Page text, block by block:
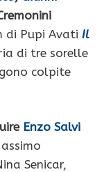
di Pupi Avati Il
di tre sorelle
colpite
Enzo Salvi
Senicar,